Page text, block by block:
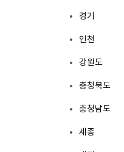
경기
인천
강원도
충청북도
충청남도
세종